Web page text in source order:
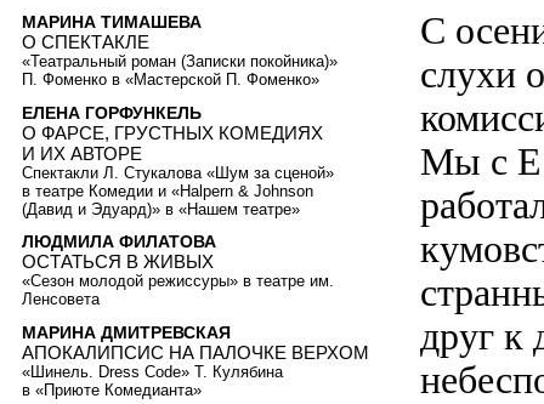
С
слухи
Мы с Е.
друг к
МАРИНА ТИМАШЕВА
О СПЕКТАКЛЕ
«Театральный роман (Записки покойника)»
П. Фоменко в «Мастерской П. Фоменко»
ЕЛЕНА ГОРФУНКЕЛЬ
О ФАРСЕ, ГРУСТНЫХ КОМЕДИЯХ
И ИХ АВТОРЕ
Спектакли Л. Стукалова «Шум за сценой»
в театре Комедии и «Halpern & Johnson
(Давид и Эдуард)» в «Нашем театре»
ЛЮДМИЛА ФИЛАТОВА
ОСТАТЬСЯ В ЖИВЫХ
«Сезон молодой режиссуры» в театре им.
Ленсовета
МАРИНА ДМИТРЕВСКАЯ
АПОКАЛИПСИС НА ПАЛОЧКЕ ВЕРХОМ
«Шинель. Dress Code» Т. Кулябина
в «Приюте Комедианта»